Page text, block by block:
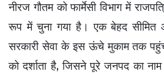
Events
महाराष्ट्र न्यूज़
नीरज गौतम को फार्मेसी विभाग में
रूप में चुना गया है। एक बेहद सीमित
सरकारी सेवा के इस ऊंचे मुकाम तक
को दर्शाता है, जिसने पूरे जनपद का